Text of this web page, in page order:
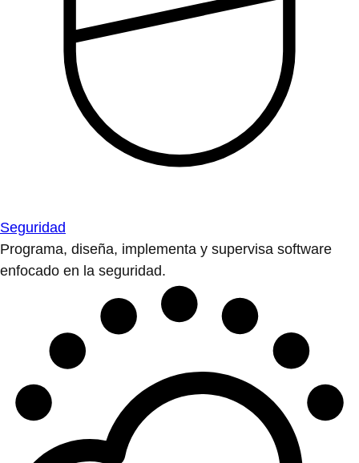
Seguridad
Programa, diseña, implementa y supervisa software
enfocado en la seguridad.